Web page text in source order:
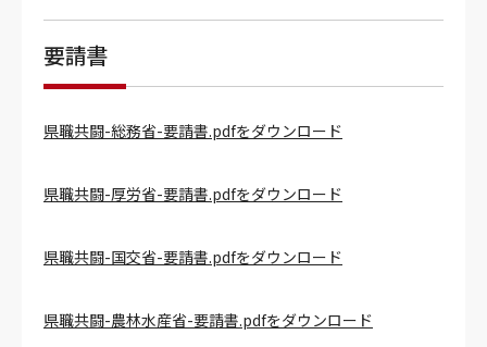
要請書
県職共闘-総務省-要請書.pdfをダウンロード
県職共闘-厚労省-要請書.pdfをダウンロード
県職共闘-国交省-要請書.pdfをダウンロード
県職共闘-農林水産省-要請書.pdfをダウンロード